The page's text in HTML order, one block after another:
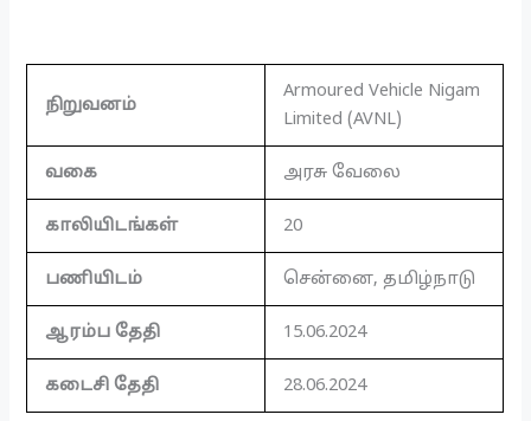
நிறுவனம்
Armoured Vehicle Nigam
Limited (AVNL)
வகை அரசு வேலை
காலியிடங்கள் 20
பணியிடம் சென்னை, தமிழ்நாடு
ஆரம்ப தேதி 15.06.2024
கடைசி தேதி 28.06.2024